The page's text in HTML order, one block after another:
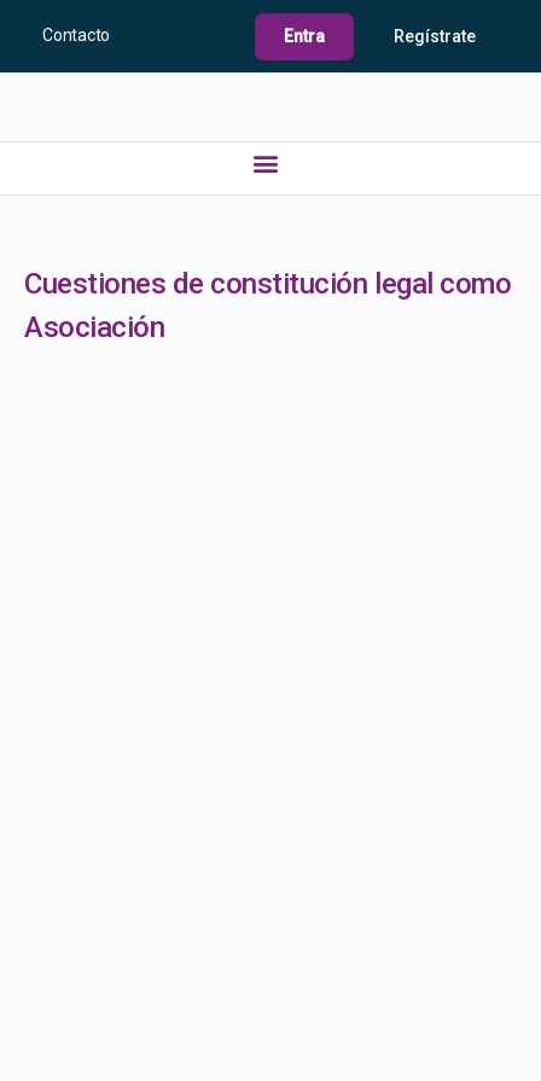
Contacto Entra Regístrate
Cuestiones de constitución legal como
Asociación